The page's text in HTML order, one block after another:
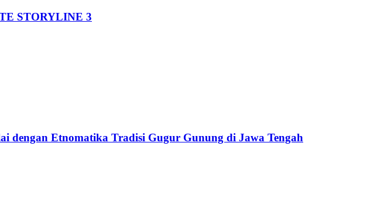
STORYLINE 3
dengan Etnomatika Tradisi Gugur Gunung di Jawa Tengah